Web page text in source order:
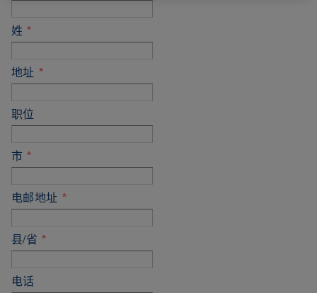
姓 *
地址 *
职位
市 *
电邮地址 *
县/省 *
电话